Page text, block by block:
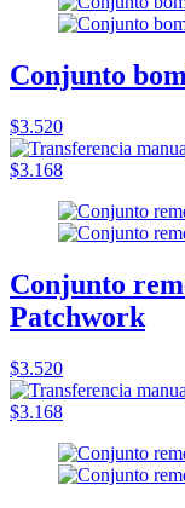
Conjunto
$3.520
$3.168
Conjunto
Patchwork
$3.520
$3.168